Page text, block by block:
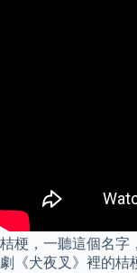
桔梗，一聽這個名字
劇《犬夜叉》裡的桔